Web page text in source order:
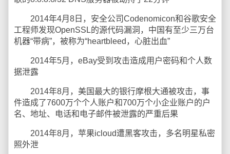
2014年4月8日，安全公司Codenomicon和谷歌安全
工程师发现OpenSSL的源代码漏洞，中国有至少三万台
机器“带病”，被称为“heartbleed，心脏出血”
2014年5月，eBay受到攻击造成用户密码和个人数
据泄露
2014年8月，美国最大的银行摩根大通被攻击，事
件造成了7600万个个人账户和700万个小企业账户的户
名、地址、电话和电子邮件被泄露的严重后果
2014年8月，苹果icloud遭黑客攻击，多名明星私密
照外泄